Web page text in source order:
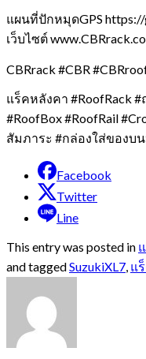
แผนที่ปักหมุดGPS https://
เว็บไซต์
CBRrack #CBR
แร็คหลังคา #RoofRack
#RoofBox #RoofRail
สัมภาระ #กล่องใส่ของบ
Facebook
Twitter
Line
This entry was posted in
and taggedSuzukiXL7 แ